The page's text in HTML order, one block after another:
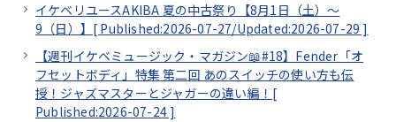
イケベリユースAKIBA 夏の中古祭り【8月1日（土）～
9（日）】[ Published:2026-07-27/Updated:2026-07-29 ]
【週刊イケベミュージック・マガジン📖#18】Fender「オ
フセットボディ」特集 第二回 あのスイッチの使い方も伝
授！ジャズマスターとジャガーの違い編！[
Published:2026-07-24 ]